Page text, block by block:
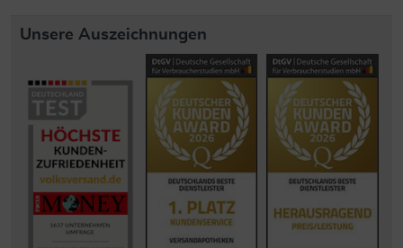
Unsere Auszeichnungen